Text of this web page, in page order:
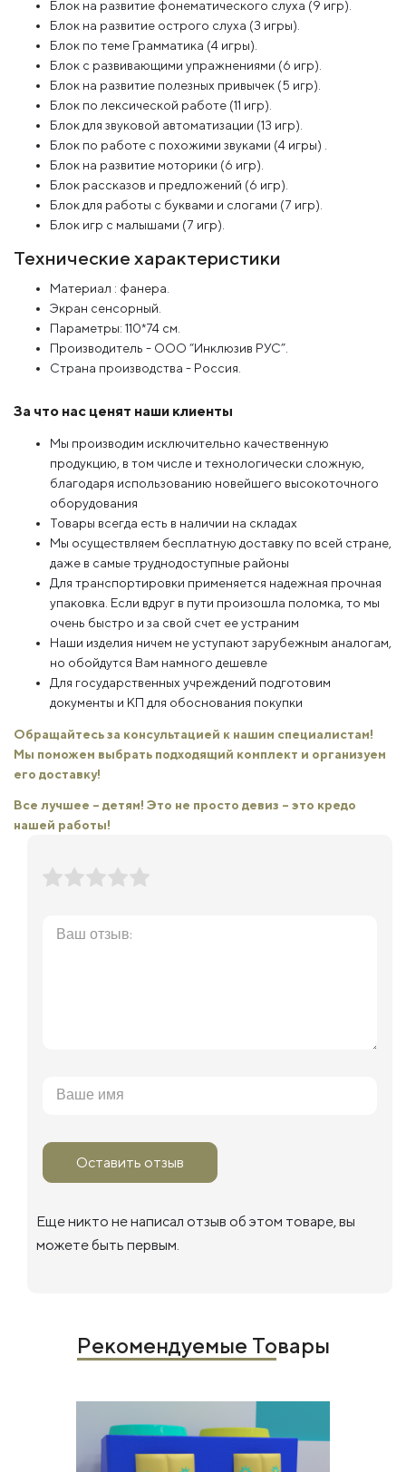
Блок на развитие фонематического слуха (9 игр).
Блок на развитие острого слуха (3 игры).
Блок по теме Грамматика (4 игры).
Блок с развивающими упражнениями (6 игр).
Блок на развитие полезных привычек (5 игр).
Блок по лексической работе (11 игр).
Блок для звуковой автоматизации (13 игр).
Блок по работе с похожими звуками (4 игры) .
Блок на развитие моторики (6 игр).
Блок рассказов и предложений (6 игр).
Блок для работы с буквами и слогами (7 игр).
Блок игр с малышами (7 игр).
Технические характеристики
Материал : фанера.
Экран сенсорный.
Параметры: 110*74 см.
Производитель - ООО “Инклюзив РУС”.
Страна производства - Россия.
За что нас ценят наши клиенты
Мы производим исключительно качественную
продукцию, в том числе и технологически сложную,
благодаря использованию новейшего высокоточного
оборудования
Товары всегда есть в наличии на складах
Мы осуществляем бесплатную доставку по всей стране,
даже в самые труднодоступные районы
Для транспортировки применяется надежная прочная
упаковка. Если вдруг в пути произошла поломка, то мы
очень быстро и за свой счет ее устраним
Наши изделия ничем не уступают зарубежным аналогам,
но обойдутся Вам намного дешевле
Для государственных учреждений подготовим
документы и КП для обоснования покупки
Обращайтесь за консультацией к нашим специалистам!
Мы поможем выбрать подходящий комплект и организуем
его доставку!
Все лучшее – детям! Это не просто девиз – это кредо
нашей работы!
Оставить отзыв
Еще никто не написал отзыв об этом товаре, вы
можете быть первым.
Рекомендуемые Товары